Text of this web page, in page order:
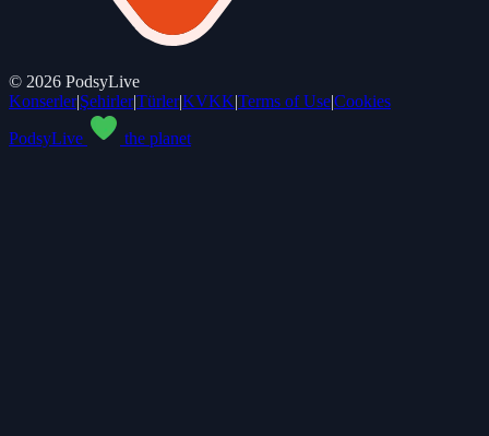
© 2026 PodsyLive
Konserler|Şehirler|Türler|KVKK|Terms of Use|Cookies
PodsyLive
the planet